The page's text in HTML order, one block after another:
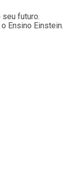
seu futuro.
Ensino Einstein.